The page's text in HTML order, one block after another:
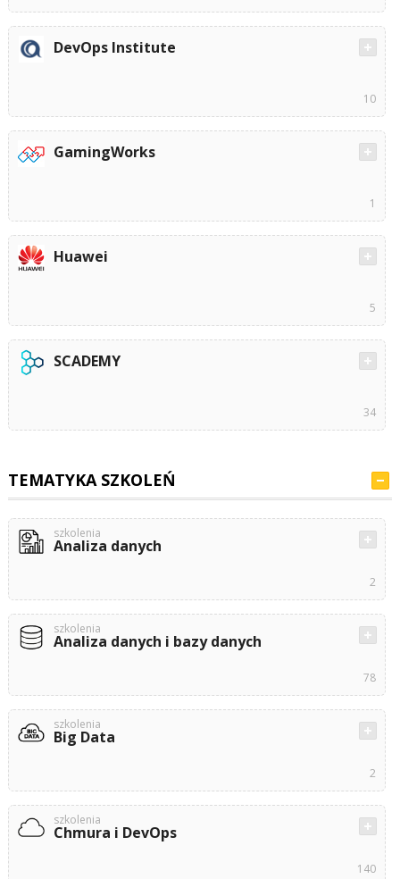
DevOps Institute
10
GamingWorks
1
Huawei
5
SCADEMY
34
TEMATYKA SZKOLEŃ
szkolenia
Analiza danych
2
szkolenia
Analiza danych i bazy danych
78
szkolenia
Big Data
2
szkolenia
Chmura i DevOps
140